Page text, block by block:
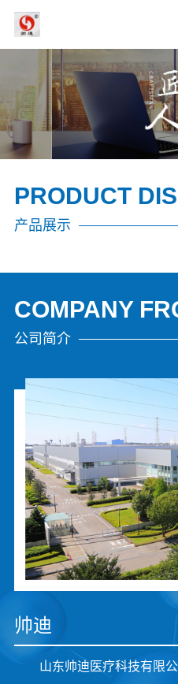
PRODUCT
产品展示
COMPANY
公司简介
帅迪
山东帅迪医疗科技有限